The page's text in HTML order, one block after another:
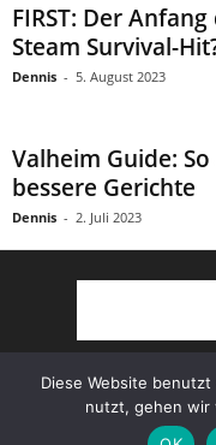
FIRST: Der
Steam Survival-
Dennis - 5. August 2023
Valheim Guide:
bessere Gerichte
Dennis - 2. Juli 2023
Partner
Diese Website
nutzt, gehen wir